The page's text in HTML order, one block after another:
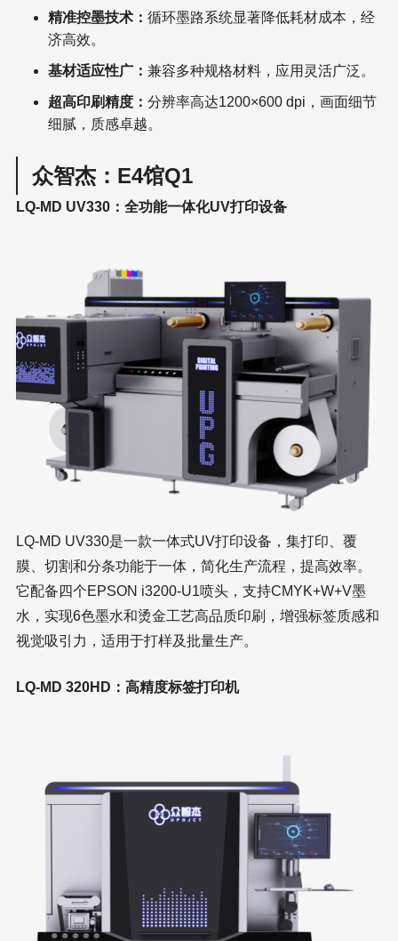
精准控墨技术： 循环墨路系统显著降低耗材成本，经
济高效。
基材适应性广： 兼容多种规格材料，应用灵活广泛。
超高印刷精度： 分辨率高达1200×600 dpi，画面细节
细腻，质感卓越。
众智杰：E4馆Q1
LQ-MD UV330：全功能一体化UV打印设备
LQ-MD UV330是一款一体式UV打印设备，集打印、覆
膜、切割和分条功能于一体，简化生产流程，提高效率。
它配备四个EPSON i3200-U1喷头，支持CMYK+W+V墨
水，实现6色墨水和烫金工艺高品质印刷，增强标签质感和
视觉吸引力，适用于打样及批量生产。
LQ-MD 320HD：高精度标签打印机